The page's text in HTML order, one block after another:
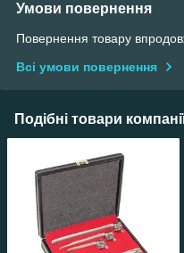
Умови повернення
Повернення товару
Всі умови повернення
Подібні товари